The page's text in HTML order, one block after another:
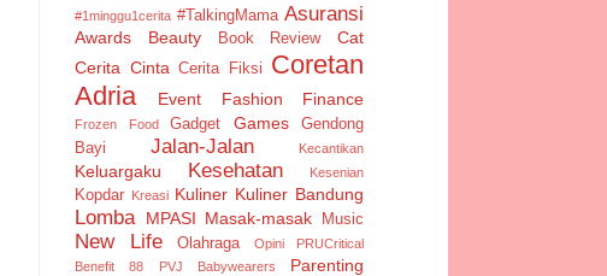
#1minggu1cerita #TalkingMama Asuransi
Awards Beauty Book Review
Cat
Cerita Cinta Cerita Fiksi
Coretan
Adria
Event Fashion Finance
Frozen Food Gadget Games
Gendong
Bayi
Jalan-Jalan Kecantikan
Keluargaku Kesehatan Kesenian
Kopdar Kreasi Kuliner Kuliner Bandung
Lomba MPASI Masak-masak Music
New Life Olahraga Opini
PRUCritical
Benefit 88
PVJ Babywearers
Parenting